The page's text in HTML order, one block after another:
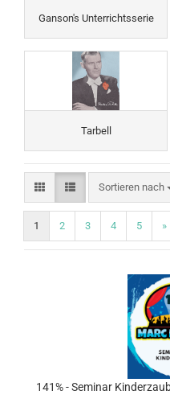
Ganson's Unterrichtsserie
Tarbell
Sortieren nach
1 2 3 4 5 »
141% - Seminar